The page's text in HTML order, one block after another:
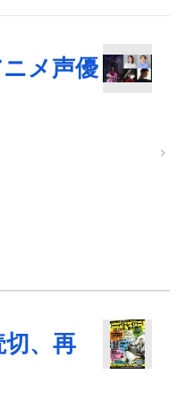
メ声優
、再